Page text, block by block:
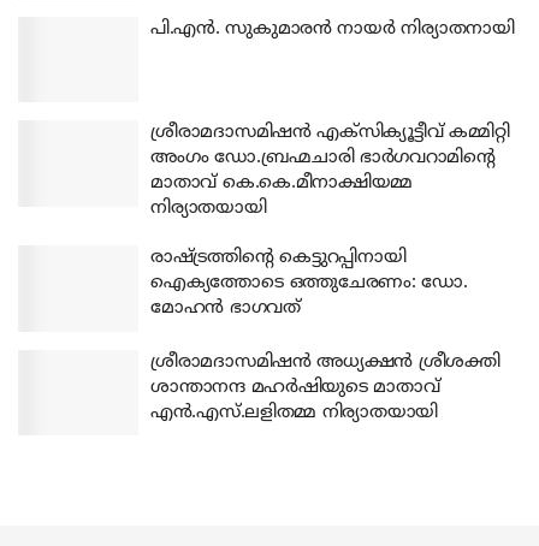
പി.എന്‍. സുകുമാരന്‍ നായര്‍ നിര്യാതനായി
ശ്രീരാമദാസമിഷന്‍ എക്‌സിക്യൂട്ടീവ് കമ്മിറ്റി
അംഗം ഡോ.ബ്രഹ്മചാരി ഭാര്‍ഗവറാമിന്റെ
മാതാവ് കെ.കെ.മീനാക്ഷിയമ്മ
നിര്യാതയായി
രാഷ്ട്രത്തിന്റെ കെട്ടുറപ്പിനായി
ഐക്യത്തോടെ ഒത്തുചേരണം: ഡോ.
മോഹന്‍ ഭാഗവത്
ശ്രീരാമദാസമിഷന്‍ അധ്യക്ഷന്‍ ശ്രീശക്തി
ശാന്താനന്ദ മഹര്‍ഷിയുടെ മാതാവ്
എന്‍.എസ്.ലളിതമ്മ നിര്യാതയായി